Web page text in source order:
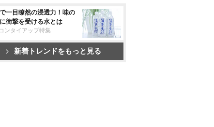
一目瞭然の浸透力！味の
衝撃を受ける水とは
ンタイアップ特集
新着トレンドをもっと見る